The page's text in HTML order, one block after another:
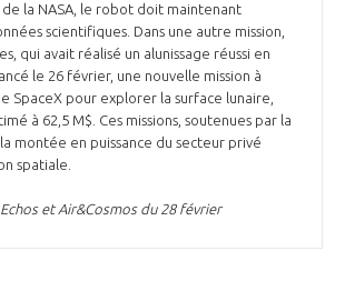
la NASA, le robot doit maintenant
scientifiques. Dans une autre mission,
qui avait réalisé un alunissage réussi en
le 26 février, une nouvelle mission à
SpaceX pour explorer la surface lunaire,
à 62,5 M$. Ces missions, soutenues par la
montée en puissance du secteur privé
spatiale.
et Air&Cosmos du 28 février